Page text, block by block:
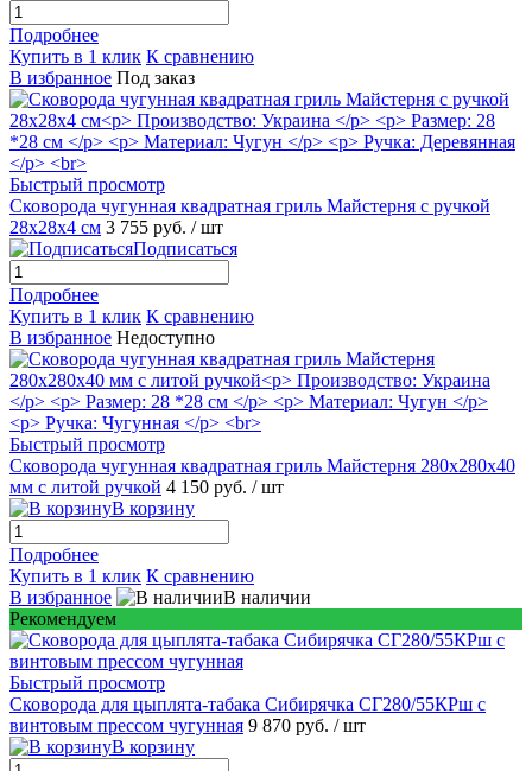
Подробнее
Купить в 1 клик К сравнению
В избранное Под заказ
Быстрый просмотр
Сковорода чугунная квадратная гриль Майстерня с ручкой
28х28х4 см 3 755 руб. / шт
Подписаться
Подробнее
Купить в 1 клик К сравнению
В избранное Недоступно
Быстрый просмотр
Сковорода чугунная квадратная гриль Майстерня 280х280х40
мм с литой ручкой 4 150 руб. / шт
В корзину
Подробнее
Купить в 1 клик К сравнению
В избранное
В наличии
Рекомендуем
Быстрый просмотр
Сковорода для цыплята-табака Сибирячка СГ280/55КРш с
винтовым прессом чугунная 9 870 руб. / шт
В корзину